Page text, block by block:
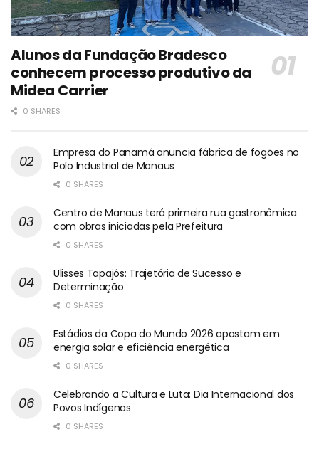
Alunos da Fundação Bradesco
conhecem processo produtivo da
Midea Carrier
0 SHARES
Empresa do Panamá anuncia fábrica de fogões no
Polo Industrial de Manaus
0 SHARES
Centro de Manaus terá primeira rua gastronômica
com obras iniciadas pela Prefeitura
0 SHARES
Ulisses Tapajós: Trajetória de Sucesso e
Determinação
0 SHARES
Estádios da Copa do Mundo 2026 apostam em
energia solar e eficiência energética
0 SHARES
Celebrando a Cultura e Luta: Dia Internacional dos
Povos Indígenas
0 SHARES